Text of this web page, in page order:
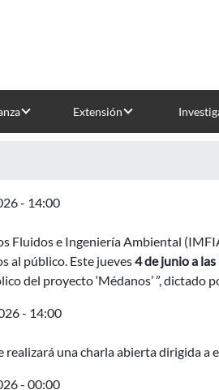
Extensión
- 14:00
del IMFIA: Análisis aerodinámico y
Fluidos e Ingeniería Ambiental
al público. Este jueves4 de junio a
del proyecto ‘Médanos’ ”, dictado
- 14:00
la investigación aeroespacial en
realizará una charla abierta dirigida a
- 00:00